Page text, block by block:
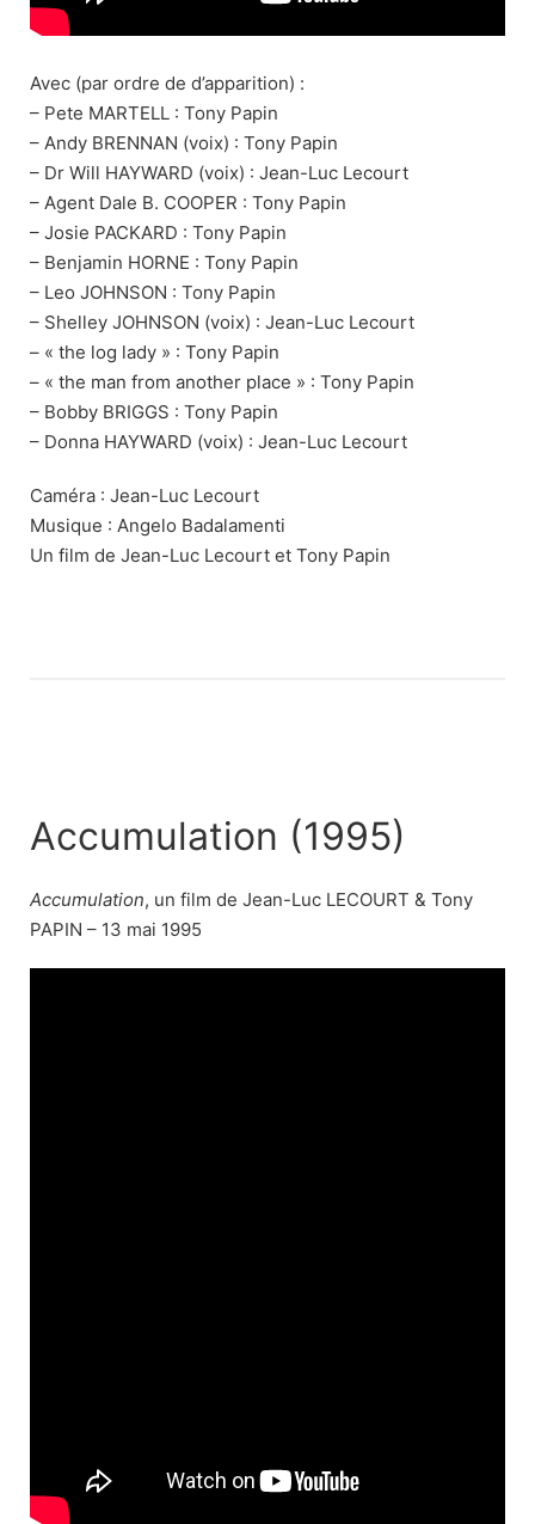
Avec (par ordre de d’apparition) :
– Pete MARTELL : Tony Papin
– Andy BRENNAN (voix) : Tony Papin
– Dr Will HAYWARD (voix) : Jean-Luc Lecourt
– Agent Dale B. COOPER : Tony Papin
– Josie PACKARD : Tony Papin
– Benjamin HORNE : Tony Papin
– Leo JOHNSON : Tony Papin
– Shelley JOHNSON (voix) : Jean-Luc Lecourt
– « the log lady » : Tony Papin
– « the man from another place » : Tony Papin
– Bobby BRIGGS : Tony Papin
– Donna HAYWARD (voix) : Jean-Luc Lecourt
Caméra : Jean-Luc Lecourt
Musique : Angelo Badalamenti
Un film de Jean-Luc Lecourt et Tony Papin
Accumulation (1995)
Accumulation, un film de Jean-Luc LECOURT & Tony
PAPIN – 13 mai 1995